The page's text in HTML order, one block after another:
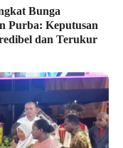
Bunga
Purba: Keputusan
dan Terukur